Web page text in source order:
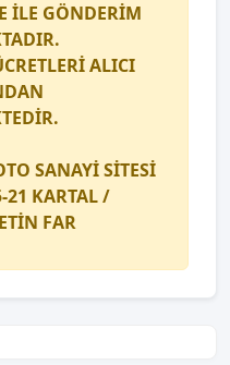
İLE GÖNDERİM
ALICI
SANAYİ SİTESİ
KARTAL /
FAR